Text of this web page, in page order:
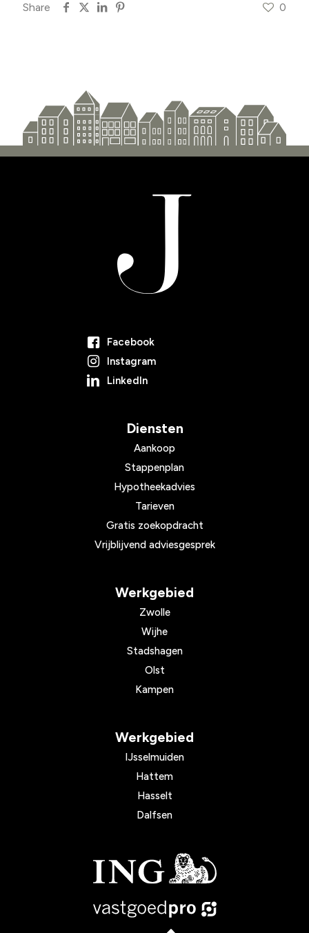
Share 0
Facebook
Instagram
LinkedIn
Diensten
Aankoop
Stappenplan
Hypotheekadvies
Tarieven
Gratis zoekopdracht
Vrijblijvend adviesgesprek
Werkgebied
Zwolle
Wijhe
Stadshagen
Olst
Kampen
Werkgebied
IJsselmuiden
Hattem
Hasselt
Dalfsen